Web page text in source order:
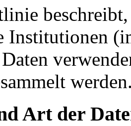
Institutionen
Art der